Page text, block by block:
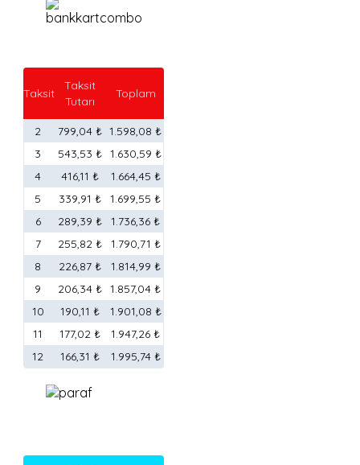
Taksit
Taksit
Tutarı
Toplam
2 799,04 ₺ 1.598,08 ₺
3
543,53 ₺ 1.630,59 ₺
4
416,11 ₺
1.664,45 ₺
5
339,91 ₺
1.699,55 ₺
6
289,39 ₺
1.736,36 ₺
7
255,82 ₺
1.790,71 ₺
8
226,87 ₺
1.814,99 ₺
9
206,34 ₺ 1.857,04 ₺
10
190,11 ₺
1.901,08 ₺
11
177,02 ₺
1.947,26 ₺
12
166,31 ₺ 1.995,74 ₺